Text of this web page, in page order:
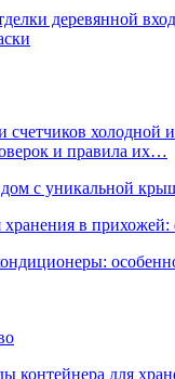
деревянной
счетчиков холодной
и правила их…
с уникальной
хранения в
контейнера для